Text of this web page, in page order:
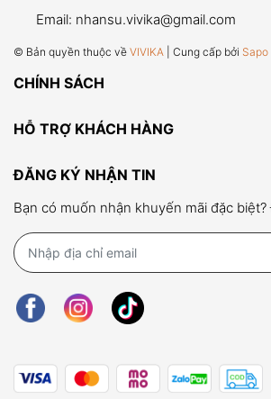
Email: nhansu.vivika@gmail.com
© Bản quyền thuộc về VIVIKA | Cung cấp bởi Sapo
CHÍNH SÁCH
HỖ TRỢ KHÁCH HÀNG
ĐĂNG KÝ NHẬN TIN
Bạn có muốn nhận khuyến mãi đặc